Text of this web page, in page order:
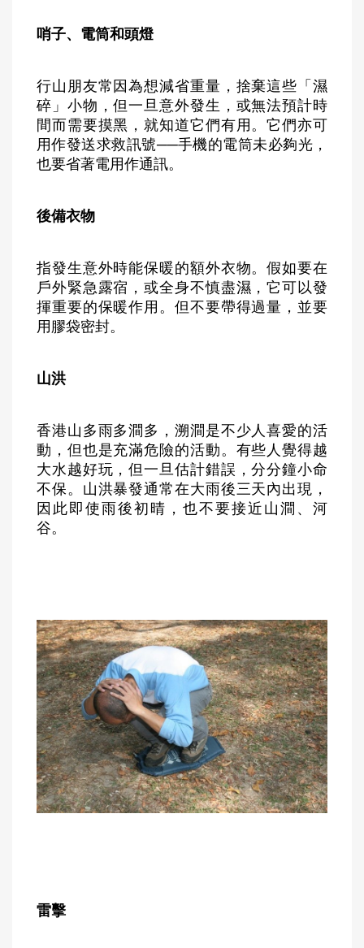
哨子、電筒和頭燈
行山朋友常因為想減省重量，捨棄這些「濕
碎」小物，但一旦意外發生，或無法預計時
間而需要摸黑，就知道它們有用。它們亦可
用作發送求救訊號──手機的電筒未必夠光，
也要省著電用作通訊。
後備衣物
指發生意外時能保暖的額外衣物。假如要在
戶外緊急露宿，或全身不慎盡濕，它可以發
揮重要的保暖作用。但不要帶得過量，並要
用膠袋密封。
山洪
香港山多雨多澗多，溯澗是不少人喜愛的活
動，但也是充滿危險的活動。有些人覺得越
大水越好玩，但一旦估計錯誤，分分鐘小命
不保。山洪暴發通常在大雨後三天內出現，
因此即使雨後初晴，也不要接近山澗、河
谷。
雷擊